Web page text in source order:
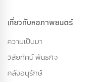
เกี่ยวกับหอภาพยนตร์
ความเป็นมา
วิสัยทัศน์ พันธกิจ
คลังอนุรักษ์